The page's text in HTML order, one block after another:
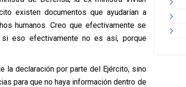
existen documentos que ayudarían a
humanos. Creo que efectivamente se
si eso efectivamente no es así, porque
la declaración por parte del Ejército, sino
para que no haya información dentro de